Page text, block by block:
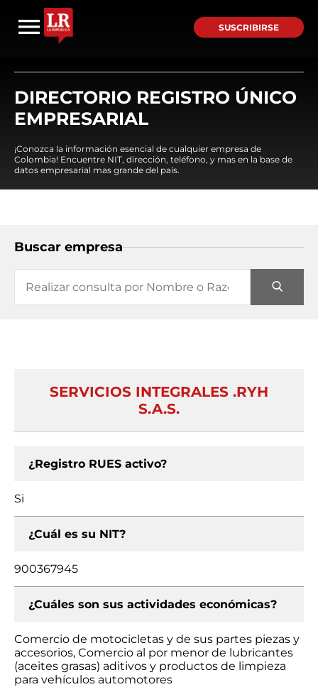
SUSCRIBIRSE
DIRECTORIO REGISTRO ÚNICO
EMPRESARIAL
¡Conozca la información esencial de cualquier empresa de
Colombia! Encuentre NIT, dirección, teléfono, y mas en la base de
datos empresarial mas grande del país.
Buscar empresa
SERVICIOS INTEGRALES .RYH
S.A.S.
¿Registro RUES activo?
Si
¿Cuál es su NIT?
900367945
¿Cuáles son sus actividades económicas?
Comercio de motocicletas y de sus partes piezas y
accesorios, Comercio al por menor de lubricantes
(aceites grasas) aditivos y productos de limpieza
para vehículos automotores